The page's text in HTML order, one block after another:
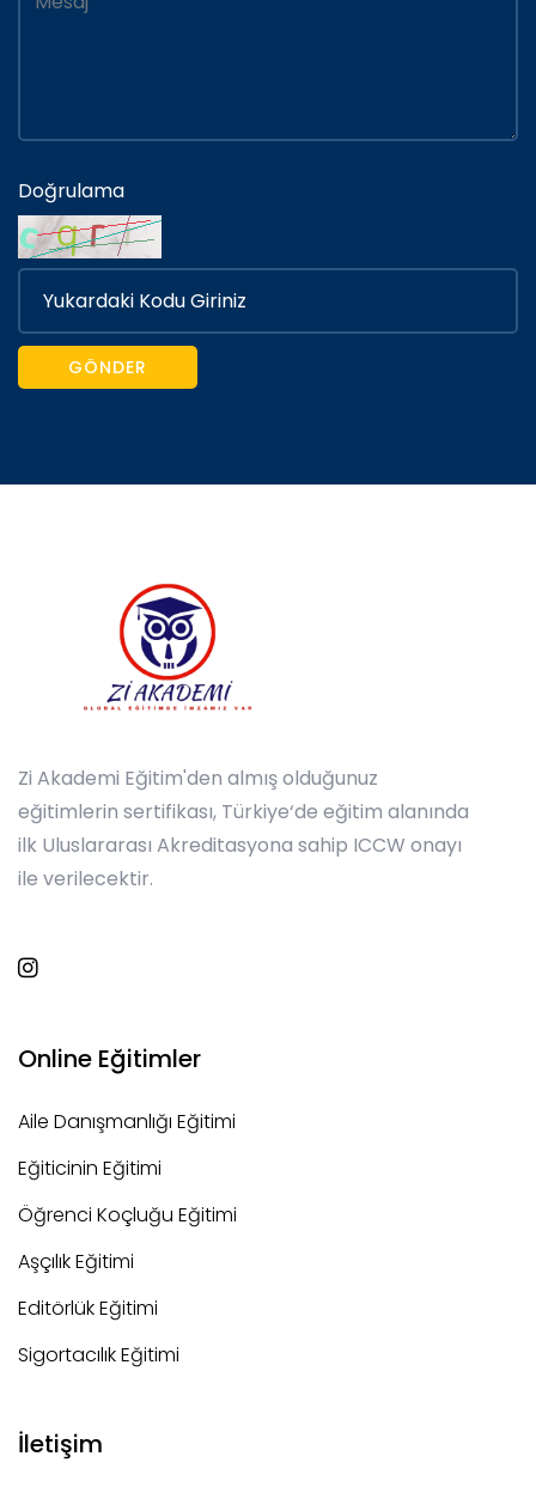
Doğrulama
GÖNDER
Zi Akademi Eğitim'den almış olduğunuz
eğitimlerin sertifikası, Türkiye‘de eğitim alanında
ilk Uluslararası Akreditasyona sahip ICCW onayı
ile verilecektir.
Online Eğitimler
Aile Danışmanlığı Eğitimi
Eğiticinin Eğitimi
Öğrenci Koçluğu Eğitimi
Aşçılık Eğitimi
Editörlük Eğitimi
Sigortacılık Eğitimi
İletişim